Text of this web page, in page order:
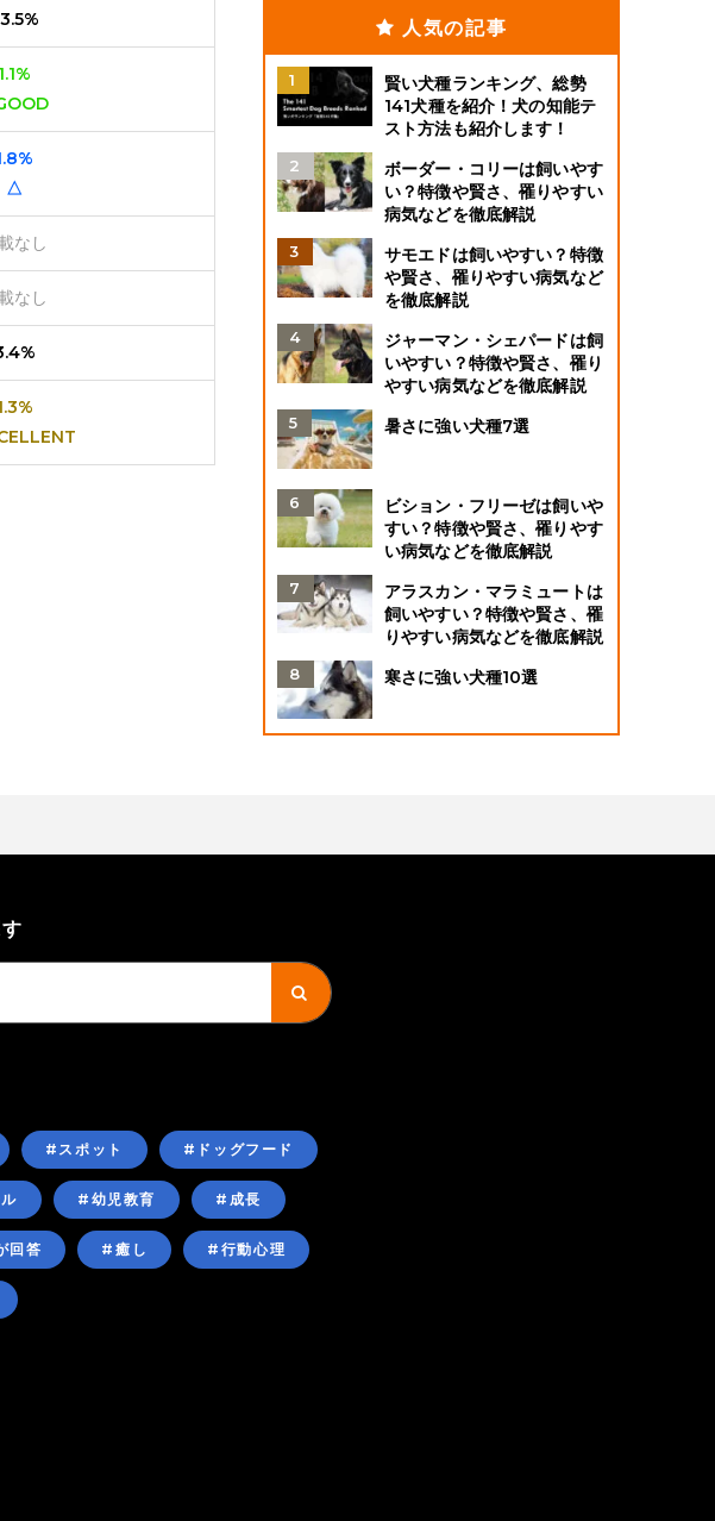
1.1%
△
なし
なし
人気の記事
賢い犬種ランキング、総勢
141犬種を紹介！犬の知能テ
スト方法も紹介します！
ボーダー・コリーは飼いやす
い？特徴や賢さ、罹りやすい
病気などを徹底解説
サモエドは飼いやすい？特徴
や賢さ、罹りやすい病気など
を徹底解説
ジャーマン・シェパードは飼
いやすい？特徴や賢さ、罹り
やすい病気などを徹底解説
暑さに強い犬種7選
ビション・フリーゼは飼いや
すい？特徴や賢さ、罹りやす
い病気などを徹底解説
アラスカン・マラミュートは
飼いやすい？特徴や賢さ、罹
りやすい病気などを徹底解説
寒さに強い犬種10選
#スポット #ドッグフード
#幼児教育 #成長
回答 #癒し #行動心理